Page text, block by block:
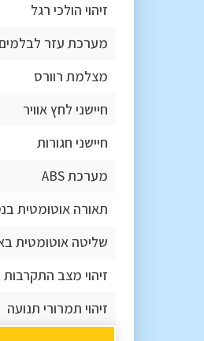
זיהוי הולכי רגל
מערכת עזר לבלמים
מצלמת רוורס
חיישני לחץ אוויר
חיישני חגורות
מערכת ABS
תאורה אוטומטית
שליטה אוטומטית
זיהוי מצב
זיהוי תמרורי תנועה